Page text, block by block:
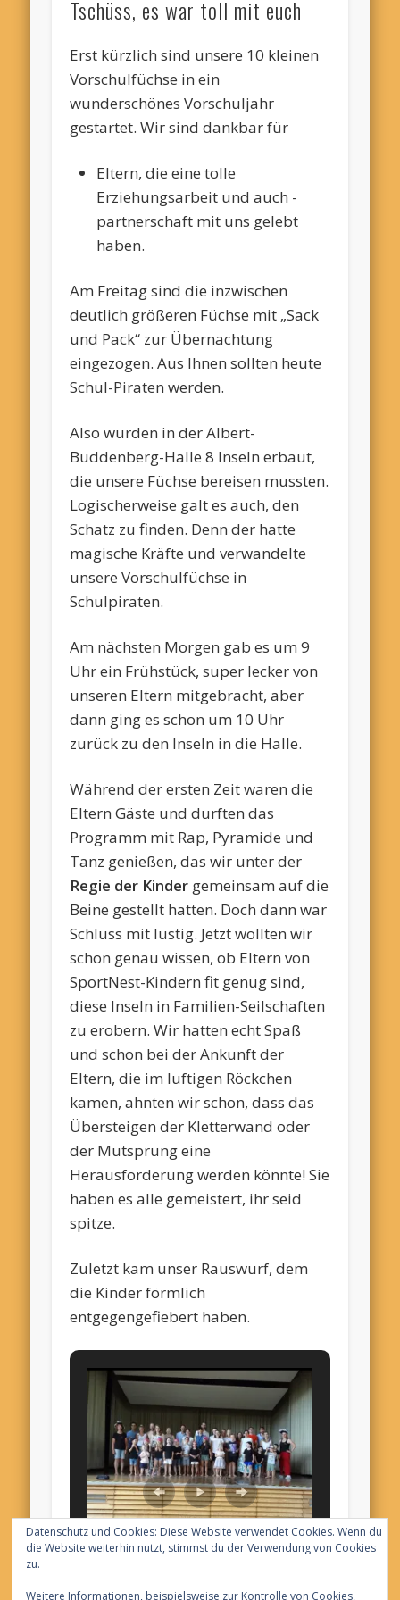
Tschüss, es war toll mit euch
Erst kürzlich sind unsere 10 kleinen
Vorschulfüchse in ein
wunderschönes Vorschuljahr
gestartet. Wir sind dankbar für
Eltern, die eine tolle
Erziehungsarbeit und auch -
partnerschaft mit uns gelebt
haben.
Am Freitag sind die inzwischen
deutlich größeren Füchse mit „Sack
und Pack“ zur Übernachtung
eingezogen. Aus Ihnen sollten heute
Schul-Piraten werden.
Also wurden in der Albert-
Buddenberg-Halle 8 Inseln erbaut,
die unsere Füchse bereisen mussten.
Logischerweise galt es auch, den
Schatz zu finden. Denn der hatte
magische Kräfte und verwandelte
unsere Vorschulfüchse in
Schulpiraten.
Am nächsten Morgen gab es um 9
Uhr ein Frühstück, super lecker von
unseren Eltern mitgebracht, aber
dann ging es schon um 10 Uhr
zurück zu den Inseln in die Halle.
Während der ersten Zeit waren die
Eltern Gäste und durften das
Programm mit Rap, Pyramide und
Tanz genießen, das wir unter der
Regie der Kinder gemeinsam auf die
Beine gestellt hatten. Doch dann war
Schluss mit lustig. Jetzt wollten wir
schon genau wissen, ob Eltern von
SportNest-Kindern fit genug sind,
diese Inseln in Familien-Seilschaften
zu erobern. Wir hatten echt Spaß
und schon bei der Ankunft der
Eltern, die im luftigen Röckchen
kamen, ahnten wir schon, dass das
Übersteigen der Kletterwand oder
der Mutsprung eine
Herausforderung werden könnte! Sie
haben es alle gemeistert, ihr seid
spitze.
Zuletzt kam unser Rauswurf, dem
die Kinder förmlich
entgegengefiebert haben.
wir werden euch vermissen
Datenschutz und Cookies: Diese Website verwendet Cookies. Wenn du
die Website weiterhin nutzt, stimmst du der Verwendung von Cookies
zu.
Weitere Informationen, beispielsweise zur Kontrolle von Cookies,